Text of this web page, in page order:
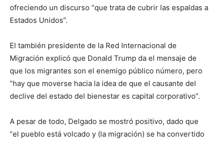
ofreciendo un discurso “que trata de cubrir las espaldas a
Estados Unidos”.
El también presidente de la Red Internacional de
Migración explicó que Donald Trump da el mensaje de
que los migrantes son el enemigo público número, pero
“hay que moverse hacia la idea de que el causante del
declive del estado del bienestar es capital corporativo”.
A pesar de todo, Delgado se mostró positivo, dado que
“el pueblo está volcado y (la migración) se ha convertido